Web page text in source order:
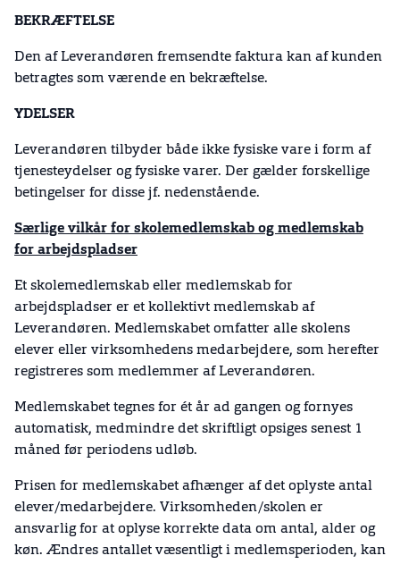
BEKRÆFTELSE
Den af Leverandøren fremsendte faktura kan af kunden
betragtes som værende en bekræftelse.
YDELSER
Leverandøren tilbyder både ikke fysiske vare i form af
tjenesteydelser og fysiske varer. Der gælder forskellige
betingelser for disse jf. nedenstående.
Særlige vilkår for skolemedlemskab og medlemskab
for arbejdspladser
Et skolemedlemskab eller medlemskab for
arbejdspladser er et kollektivt medlemskab af
Leverandøren. Medlemskabet omfatter alle skolens
elever eller virksomhedens medarbejdere, som herefter
registreres som medlemmer af Leverandøren.
Medlemskabet tegnes for ét år ad gangen og fornyes
automatisk, medmindre det skriftligt opsiges senest 1
måned før periodens udløb.
Prisen for medlemskabet afhænger af det oplyste antal
elever/medarbejdere. Virksomheden/skolen er
ansvarlig for at oplyse korrekte data om antal, alder og
køn. Ændres antallet væsentligt i medlemsperioden, kan